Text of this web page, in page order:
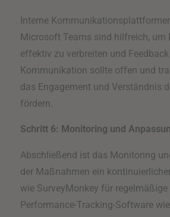
Interne
Microsoft Teams sind hilfreich, um
effektiv zu verbreiten und
Kommunikation sollte offen und
das Engagement und Verständnis
fördern.
Schritt 6: Monitoring und
Abschließend ist das Monitoring
der Maßnahmen ein
wie SurveyMonkey für
Performance-Tracking-Software